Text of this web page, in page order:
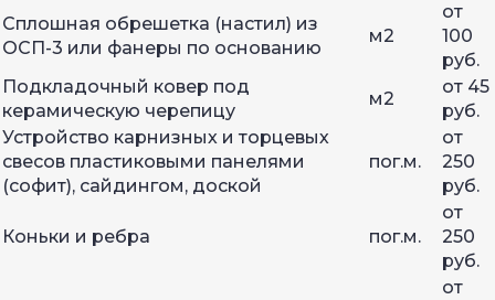
Сплошная обрешетка (настил) из
ОСП-3 или фанеры по основанию
м2
от
100
руб.
Подкладочный ковер под
керамическую черепицу
м2
от 45
руб.
Устройство карнизных и торцевых
свесов пластиковыми панелями
(софит), сайдингом, доской
пог.м.
от
250
руб.
Коньки и ребра пог.м.
от
250
руб.
от